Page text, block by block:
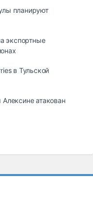
планируют
экспортные
в Тульской
атакован